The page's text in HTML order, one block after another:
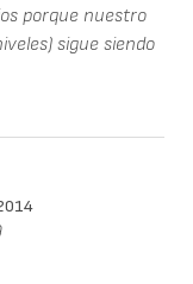
porque nuestro
sigue siendo